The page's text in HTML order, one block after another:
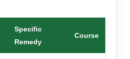
Specific
Remedy
Course